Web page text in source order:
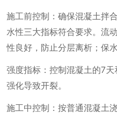
施工前控制：确保混凝土拌
水性三大指标符合要求。流
性良好，防止分层离析；保
强度指标：控制混凝土的7
强化导致开裂。
施工中控制：按普通混凝土